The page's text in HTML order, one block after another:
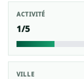
ACTIVITÉ
1/5
VILLE